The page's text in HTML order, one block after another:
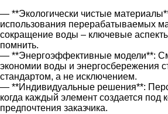
— **Экологически чистые
использования перерабатываемых
сокращение воды – ключевые
помнить.
— **Энергоэффективные модели**:
экономии воды и энергосбережения
стандартом, а не исключением.
— **Индивидуальные решения**:
когда каждый элемент создается под
предпочтения заказчика.